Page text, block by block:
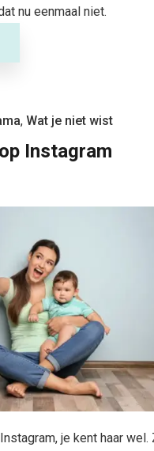
nu eenmaal niet.
, Wat je niet wist
Instagram
je kent haar wel.